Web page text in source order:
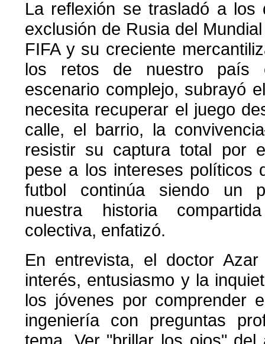
La reflexión se trasladó a los
exclusión de Rusia del
FIFA y su creciente
los retos de nuestro país
escenario complejo, subrayó
necesita recuperar el juego
calle, el barrio, la
resistir su captura total por
pese a los intereses políticos
futbol continúa siendo un
nuestra historia
colectiva, enfatizó.
En entrevista, el doctor
interés, entusiasmo y la
los jóvenes por comprender
ingeniería con preguntas